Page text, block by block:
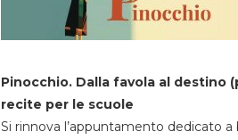
Pinocchio. Dalla favola al destino
recite per le scuole
Si rinnova l’appuntamento dedicato